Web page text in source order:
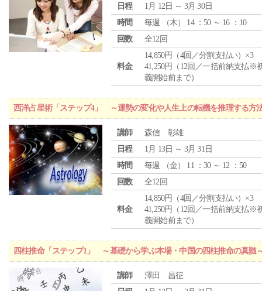
日程
1月 12日 ～ 3月 30日
時間
毎週 （木） 14 ：50 ～ 16 ：10
回数
全12回
料金
14,850円（4回／分割支払い）×3
41,250円（12回／一括前納支払※
義開始前まで）
西洋占星術「ステップ4」 ～運勢の変化や人生上の転機を推理する方
講師
森信 彰雄
日程
1月 13日 ～ 3月 31日
時間
毎週 （金） 11 ：30 ～ 12 ：50
回数
全12回
料金
14,850円（4回／分割支払い）×3
41,250円（12回／一括前納支払※
義開始前まで）
四柱推命「ステップ1」 ～基礎から学ぶ本場・中国の四柱推命の真髄
講師
澤田 昌征